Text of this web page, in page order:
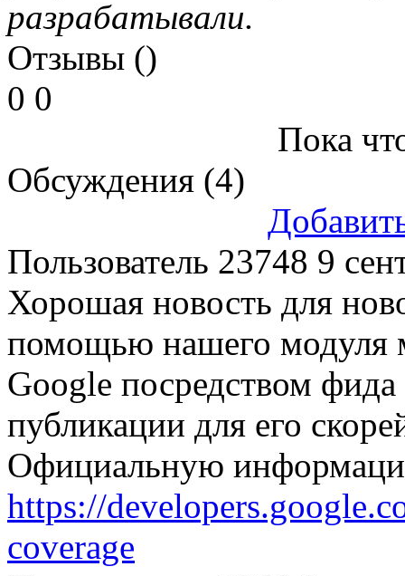
разрабатывали.
Отзывы ()
0 0
Пока
Обсуждения (4)
Пользователь 23748 9
Хорошая новость для
помощью нашего модуля
Google посредством
публикации для его
Официальную
https://
coverage